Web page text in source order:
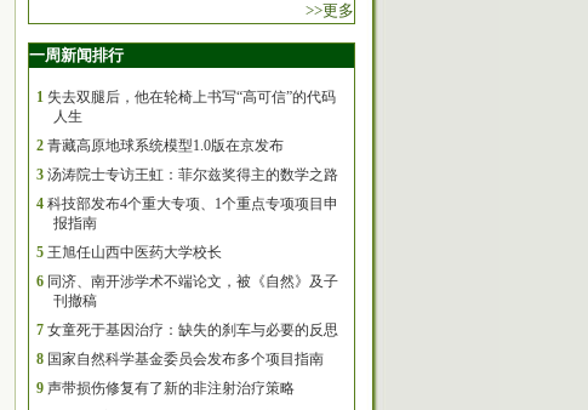
>>更多
一周新闻排行
1 失去双腿后，他在轮椅上书写“高可信”的代码
人生
2 青藏高原地球系统模型1.0版在京发布
3 汤涛院士专访王虹：菲尔兹奖得主的数学之路
4 科技部发布4个重大专项、1个重点专项项目申
报指南
5 王旭任山西中医药大学校长
6 同济、南开涉学术不端论文，被《自然》及子
刊撤稿
7 女童死于基因治疗：缺失的刹车与必要的反思
8 国家自然科学基金委员会发布多个项目指南
9 声带损伤修复有了新的非注射治疗策略